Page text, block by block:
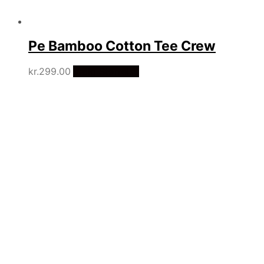
Pe Bamboo Cotton Tee Crew
kr.299.00